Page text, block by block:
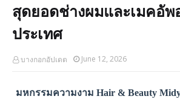
สุดยอดช่างผมและเมคอัพ
ประเทศ
บางกอกอัปเดต June 12, 2026
มหกรรมความงาม Hair & Beauty